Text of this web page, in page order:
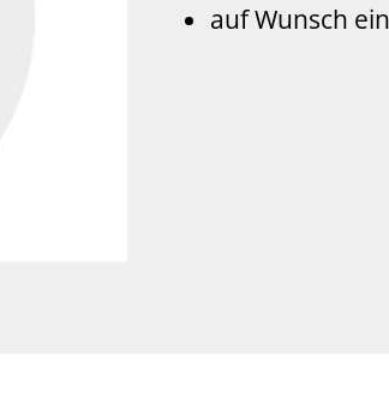
auf Wunsch